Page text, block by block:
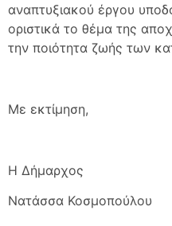
αναπτυξιακού έργου
οριστικά το θέμα της
την ποιότητα ζωής των
Με εκτίμηση,
H Δήμαρχος
Νατάσσα Κοσμοπούλου